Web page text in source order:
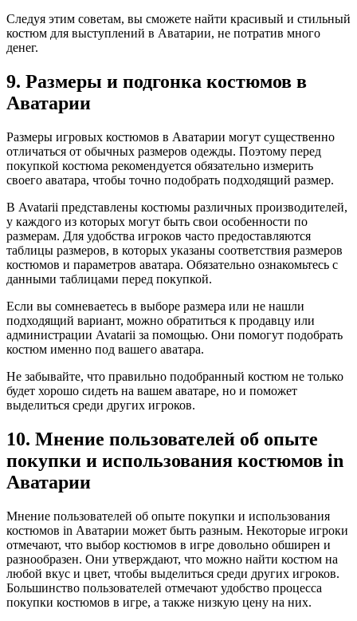
Следуя этим советам, вы сможете найти красивый и стильный
костюм для выступлений в Аватарии, не потратив много
денег.
9. Размеры и подгонка костюмов в
Аватарии
Размеры игровых костюмов в Аватарии могут существенно
отличаться от обычных размеров одежды. Поэтому перед
покупкой костюма рекомендуется обязательно измерить
своего аватара, чтобы точно подобрать подходящий размер.
В Avatarii представлены костюмы различных производителей,
у каждого из которых могут быть свои особенности по
размерам. Для удобства игроков часто предоставляются
таблицы размеров, в которых указаны соответствия размеров
костюмов и параметров аватара. Обязательно ознакомьтесь с
данными таблицами перед покупкой.
Если вы сомневаетесь в выборе размера или не нашли
подходящий вариант, можно обратиться к продавцу или
администрации Avatarii за помощью. Они помогут подобрать
костюм именно под вашего аватара.
Не забывайте, что правильно подобранный костюм не только
будет хорошо сидеть на вашем аватаре, но и поможет
выделиться среди других игроков.
10. Мнение пользователей об опыте
покупки и использования костюмов in
Аватарии
Мнение пользователей об опыте покупки и использования
костюмов in Аватарии может быть разным. Некоторые игроки
отмечают, что выбор костюмов в игре довольно обширен и
разнообразен. Они утверждают, что можно найти костюм на
любой вкус и цвет, чтобы выделиться среди других игроков.
Большинство пользователей отмечают удобство процесса
покупки костюмов в игре, а также низкую цену на них.